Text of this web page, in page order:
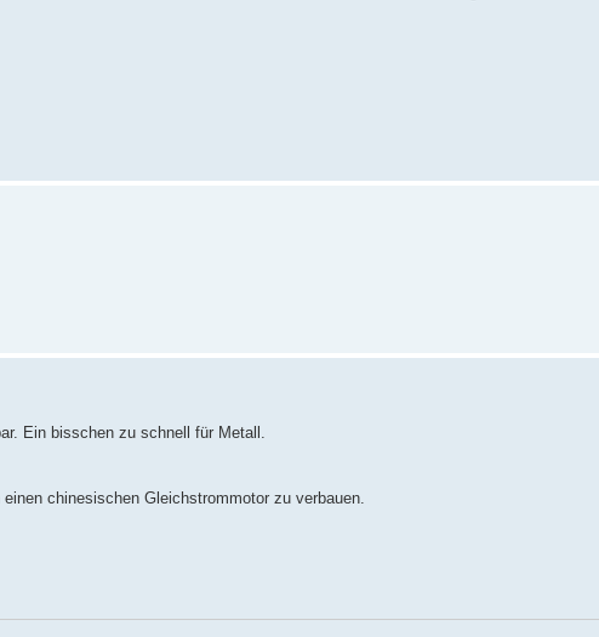
Ein bisschen zu schnell für Metall.
chinesischen Gleichstrommotor zu verbauen.